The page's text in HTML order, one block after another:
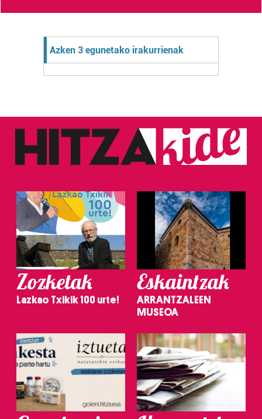
Azken 3 egunetako irakurrienak
Zozketak
Lazkao Txikik 100 urte!
Eskaintzak
ARRANTZALEEN
MUSEOA